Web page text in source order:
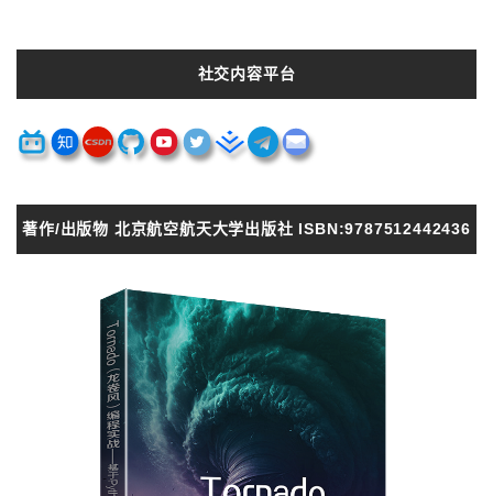
社交内容平台
著作/出版物 北京航空航天大学出版社 ISBN:9787512442436